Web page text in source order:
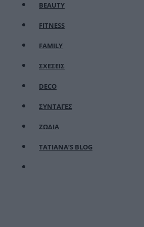
BEAUTY
FITNESS
FAMILY
ΣΧΕΣΕΙΣ
DECO
ΣΥΝΤΑΓΕΣ
ΖΩΔΙΑ
TATIANA’S BLOG